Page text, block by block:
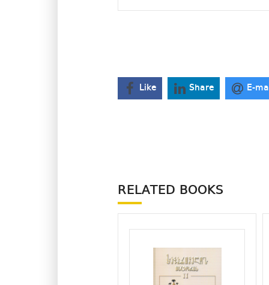
Like Share E-
RELATED BOOKS